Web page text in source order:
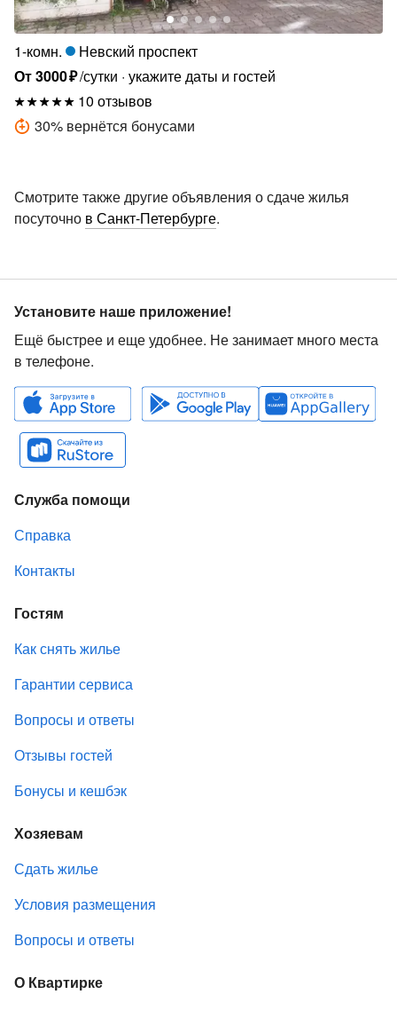
1-комн.
Невский проспект
От3000₽/сутки укажите даты и гостей
10 отзывов
30% вернётся бонусами
Смотрите также другие объявления о сдаче жилья
посуточно в Санкт-Петербурге.
Установите наше приложение!
Ещё быстрее и еще удобнее. Не занимает много места
в телефоне.
Служба помощи
Справка
Контакты
Гостям
Как снять жилье
Гарантии сервиса
Вопросы и ответы
Отзывы гостей
Бонусы и кешбэк
Хозяевам
Сдать жилье
Условия размещения
Вопросы и ответы
О Квартирке